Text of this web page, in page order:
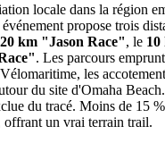
locale dans la région
propose trois
20 km "Jason Race", le
. Les parcours
les
du site d'Omaha
du tracé. Moins de 15
offrant un vrai terrain trail.